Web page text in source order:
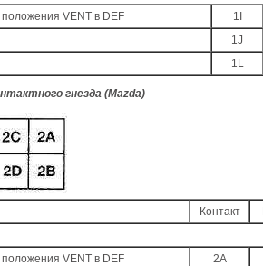
VENT в DEF
1I
1J
1L
гнезда (Мazda)
Контакт
VENT в DEF
2A